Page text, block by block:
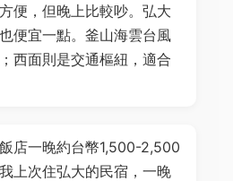
便，但晚上比較吵。弘大
便宜一點。釜山海雲台風
西面則是交通樞紐，適合
店一晚約台幣1,500-2,500
上次住弘大的民宿，一晚